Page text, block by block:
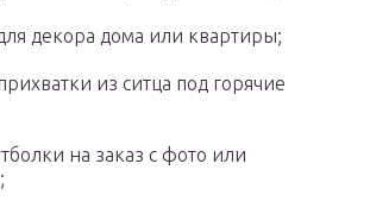
декора дома или квартиры;
из ситца под горячие
на заказ с фото или